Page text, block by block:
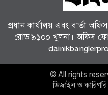
খেলা
প্রধান কার্যালয় এবং বার্তা
রোড ৯১০০ খুলনা। অফিস
© All rights
ডিজাইন ও